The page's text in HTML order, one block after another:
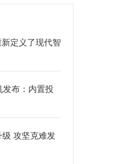
定义了现代智
发布：内置投
攻坚克难发